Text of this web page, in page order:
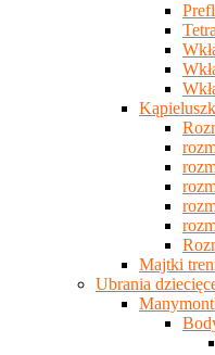
Tetra
Majtki
Ubrania